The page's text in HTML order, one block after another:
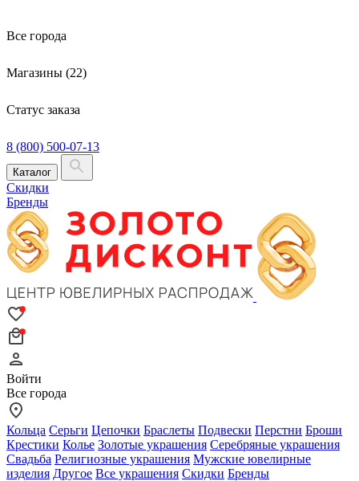
Все города
Магазины (22)
Статус заказа
8 (800) 500-07-13
Каталог
Скидки
Бренды
Войти
Все города
Кольца Серьги Цепочки Браслеты Подвески Перстни Броши
Крестики Колье Золотые украшения Серебряные украшения
Свадьба Религиозные украшения Мужские ювелирные
изделия Другое Все украшения Скидки Бренды